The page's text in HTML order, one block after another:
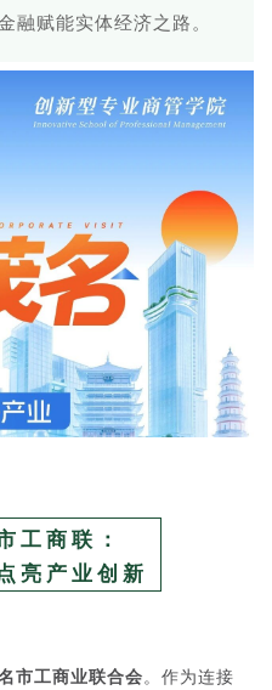
融赋能实体经济之路。
工商联：
亮产业创新
市工商业联合会。作为连接